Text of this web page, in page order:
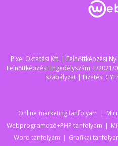
Pixel Oktatási Kft. | Felnőttképzési
Felnőttképzési Engedélyszám: E/2021/
szabályzat| Fizetési
Online marketing tanfolyam
Webprogramozó+PHP tanfolyam
Word tanfolyam
Grafikai